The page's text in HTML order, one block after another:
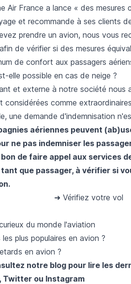
Air France a lance « des
et recommande à ses clients
prendre un avion, nous vous
de vérifier si des mesures
de confort aux passagers
elle possible en cas de neige ?
et externe à notre société nous
considérées comme
une demande d'indemnisation
aériennes peuvent
ne pas indemniser les
de faire appel aux services
que passager, à vérifier si
➜ Vérifiez votre vol
du monde l'aviation
plus populaires en avion ?
en avion ?
notre blog pour lire les
, Twitter ou Instagram